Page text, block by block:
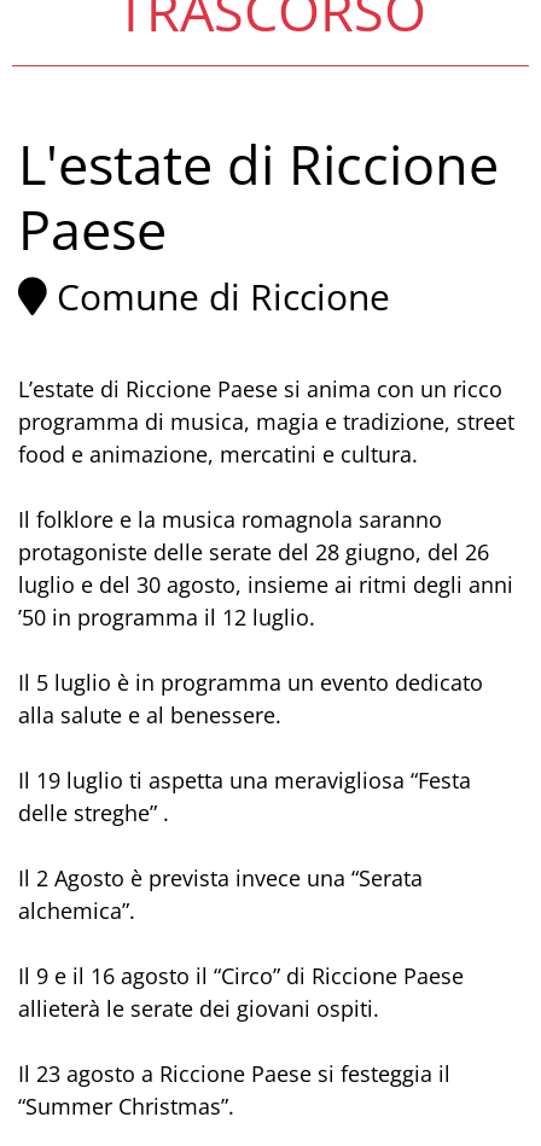
L'estate di Riccione
Paese
Comune di Riccione
L’estate di Riccione Paese si anima con un ricco
programma di musica, magia e tradizione, street
food e animazione, mercatini e cultura.
Il folklore e la musica romagnola saranno
protagoniste delle serate del 28 giugno, del 26
luglio e del 30 agosto, insieme ai ritmi degli anni
’50 in programma il 12 luglio.
Il 5 luglio è in programma un evento dedicato
alla salute e al benessere.
Il 19 luglio ti aspetta una meravigliosa “Festa
delle streghe” .
Il 2 Agosto è prevista invece una “Serata
alchemica”.
Il 9 e il 16 agosto il “Circo” di Riccione Paese
allieterà le serate dei giovani ospiti.
Il 23 agosto a Riccione Paese si festeggia il
“Summer Christmas”.